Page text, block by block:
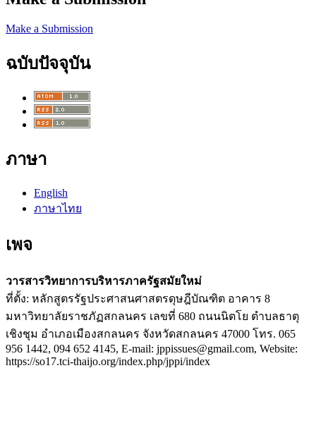
Make a Submission
ฉบับปัจจุบัน
ภาษา
English
ภาษาไทย
เพจ
วารสารวิทยาการบริหารภาครัฐสมัยใหม่
ที่ตั้ง: หลักสูตรรัฐประศาสนศาสตรดุษฎีบัณฑิต อาคาร 8
มหาวิทยาลัยราชภัฏสกลนคร เลขที่ 680 ถนนนิตโย ตำบลธาตุ
เชิงชุม อำเภอเมืองสกลนคร จังหวัดสกลนคร 47000 โทร. 065
956 1442, 094 652 4145, E-mail: jppissues@gmail.com, Website:
https://so17.tci-thaijo.org/index.php/jppi/index